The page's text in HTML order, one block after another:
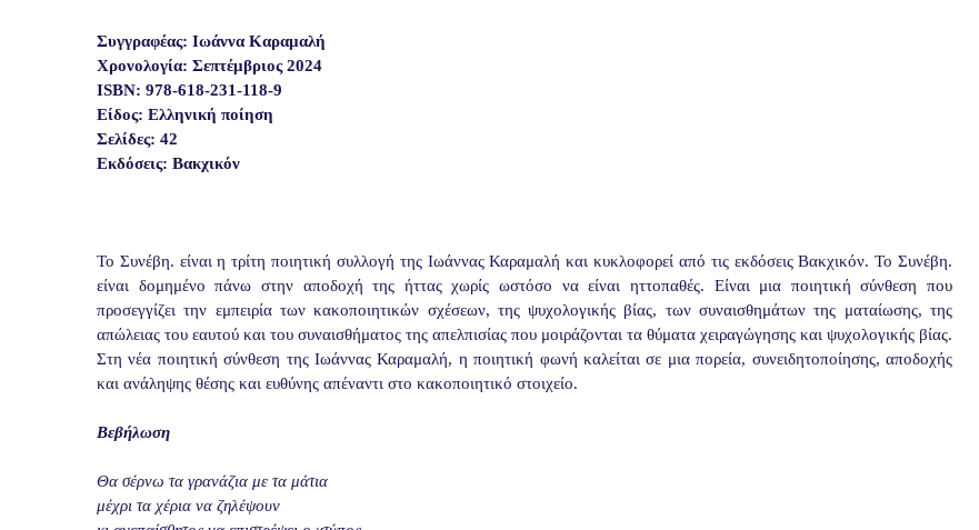
Συγγραφέας: Ιωάννα Καραμαλή
Χρονολογία: Σεπτέμβριος 2024
ISBN: 978-618-231-118-9
Είδος: Ελληνική ποίηση
Σελίδες: 42
Εκδόσεις: Βακχικόν
Το Συνέβη. είναι η τρίτη ποιητική συλλογή της Ιωάννας Καραμαλή και κυκλοφορεί από τις εκδόσεις Βακχικόν. Το Συνέβη.
είναι δομημένο πάνω στην αποδοχή της ήττας χωρίς ωστόσο να είναι ηττοπαθές. Είναι μια ποιητική σύνθεση που
προσεγγίζει την εμπειρία των κακοποιητικών σχέσεων, της ψυχολογικής βίας, των συναισθημάτων της ματαίωσης, της
απώλειας του εαυτού και του συναισθήματος της απελπισίας που μοιράζονται τα θύματα χειραγώγησης και ψυχολογικής βίας.
Στη νέα ποιητική σύνθεση της Ιωάννας Καραμαλή, η ποιητική φωνή καλείται σε μια πορεία, συνειδητοποίησης, αποδοχής
και ανάληψης θέσης και ευθύνης απέναντι στο κακοποιητικό στοιχείο.
Βεβήλωση
Θα σέρνω τα γρανάζια με τα μάτια
μέχρι τα χέρια να ζηλέψουν